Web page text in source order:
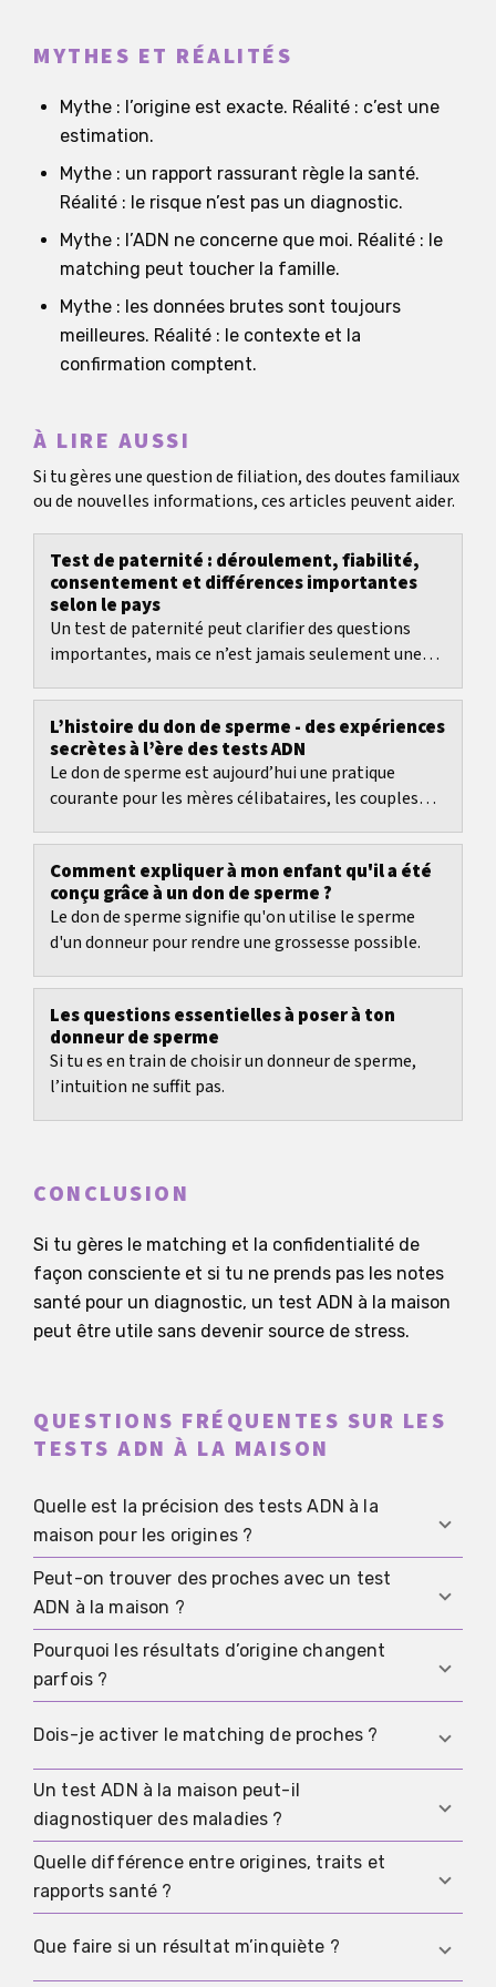
MYTHES ET RÉALITÉS
Mythe : l’origine est exacte. Réalité : c’est une
estimation.
Mythe : un rapport rassurant règle la santé.
Réalité : le risque n’est pas un diagnostic.
Mythe : l’ADN ne concerne que moi. Réalité : le
matching peut toucher la famille.
Mythe : les données brutes sont toujours
meilleures. Réalité : le contexte et la
confirmation comptent.
À LIRE AUSSI
Si tu gères une question de filiation, des doutes familiaux
ou de nouvelles informations, ces articles peuvent aider.
Test de paternité : déroulement, fiabilité,
consentement et différences importantes
selon le pays
Un test de paternité peut clarifier des questions
importantes, mais ce n’est jamais seulement une
L’histoire du don de sperme - des expériences
secrètes à l’ère des tests ADN
Le don de sperme est aujourd’hui une pratique
courante pour les mères célibataires, les couples
Comment expliquer à mon enfant qu'il a été
conçu grâce à un don de sperme ?
Le don de sperme signifie qu'on utilise le sperme
d'un donneur pour rendre une grossesse possible.
Les questions essentielles à poser à ton
donneur de sperme
Si tu es en train de choisir un donneur de sperme,
l’intuition ne suffit pas.
CONCLUSION
Si tu gères le matching et la confidentialité de
façon consciente et si tu ne prends pas les notes
santé pour un diagnostic, un test ADN à la maison
peut être utile sans devenir source de stress.
QUESTIONS FRÉQUENTES SUR LES
TESTS ADN À LA MAISON
Quelle est la précision des tests ADN à la
maison pour les origines ?
Les origines sont une estimation basée sur des
données de référence. Les correspondances
avec des proches sont souvent plus concrètes
que les pourcentages.
Peut-on trouver des proches avec un test
ADN à la maison ?
Oui, si le matching est activé et si la base est
suffisamment grande. Cela peut aussi révéler
Pourquoi les résultats d’origine changent
parfois ?
Parce que la base de données et le modèle
estimations sont recalculées.
Dois-je activer le matching de proches ?
Uniquement si tu veux un contact possible et si
tu peux gérer des surprises. Si la confidentialité
prime, laisse désactivé ou active plus tard.
Un test ADN à la maison peut-il
diagnostiquer des maladies ?
Non. Si un résultat t’inquiète, confirme dans un
cadre clinique avant d’agir.
Quelle différence entre origines, traits et
rapports santé ?
Origines et proches concernent l’ADN partagé et
Que faire si un résultat m’inquiète ?